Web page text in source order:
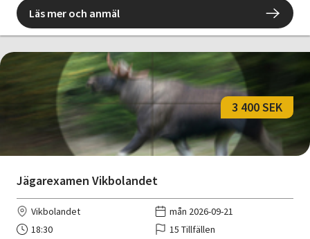
Läs mer och anmäl
Jägarexamen Vikbolandet
3 400 SEK
Vikbolandet
mån 2026-09-21
18:30
15 Tillfällen